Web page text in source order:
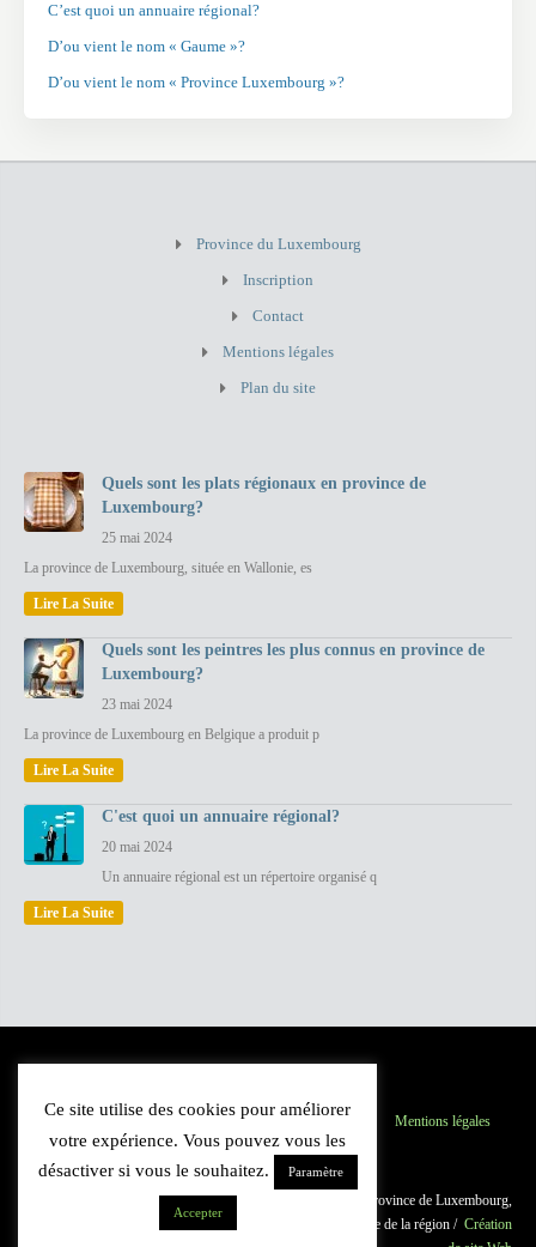
C’est quoi un annuaire régional?
D’ou vient le nom « Gaume »?
D’ou vient le nom « Province Luxembourg »?
Province du Luxembourg
Inscription
Contact
Mentions légales
Plan du site
Quels sont les plats régionaux en province de
Luxembourg?
25 mai 2024
La province de Luxembourg, située en Wallonie, es
Lire La Suite
Quels sont les peintres les plus connus en province de
Luxembourg?
23 mai 2024
La province de Luxembourg en Belgique a produit p
Lire La Suite
C'est quoi un annuaire régional?
20 mai 2024
Un annuaire régional est un répertoire organisé q
Lire La Suite
Inscription
Mentions légales
Plan du site
© 2021 Luxannuaire.be : Annuaire des professionnels de la province de Luxembourg,
Belgique. Guide du commerce et des institutions. Cartographie de la région / Création
Ce site utilise des cookies pour améliorer
votre expérience. Vous pouvez vous les
désactiver si vous le souhaitez.
Paramètre
Accepter